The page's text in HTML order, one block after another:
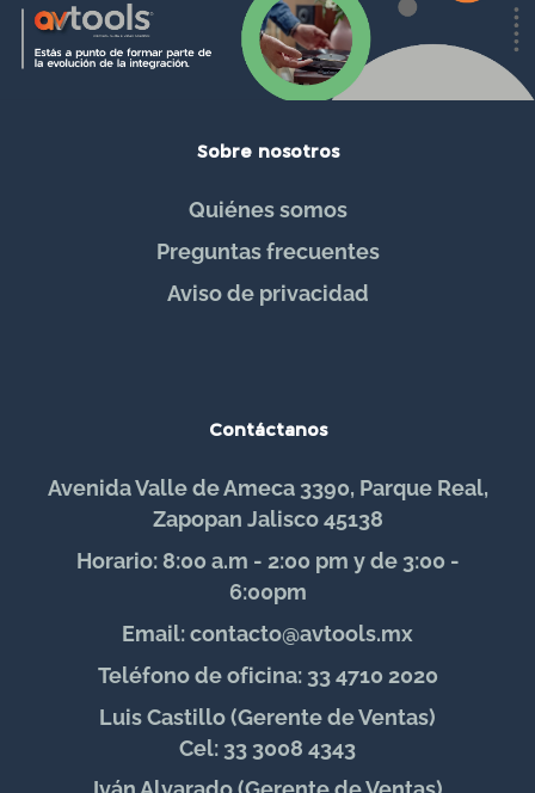
Sobre nosotros
Quiénes somos
Preguntas frecuentes
Aviso de privacidad
Contáctanos
Avenida Valle de Ameca 3390, Parque Real,
Zapopan Jalisco 45138
Horario: 8:00 a.m - 2:00 pm y de 3:00 -
6:00pm
Email: contacto@avtools.mx
Teléfono de oficina: 33 4710 2020
Luis Castillo (Gerente de Ventas)
Cel: 33 3008 4343